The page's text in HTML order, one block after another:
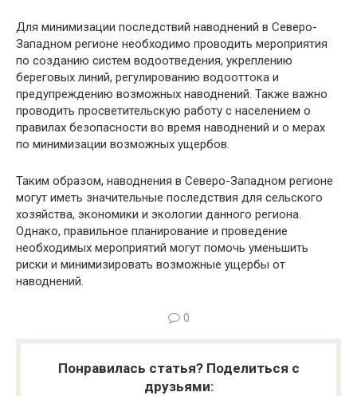
Для минимизации последствий наводнений в Северо-
Западном регионе необходимо проводить мероприятия
по созданию систем водоотведения, укреплению
береговых линий, регулированию водооттока и
предупреждению возможных наводнений. Также важно
проводить просветительскую работу с населением о
правилах безопасности во время наводнений и о мерах
по минимизации возможных ущербов.
Таким образом, наводнения в Северо-Западном регионе
могут иметь значительные последствия для сельского
хозяйства, экономики и экологии данного региона.
Однако, правильное планирование и проведение
необходимых мероприятий могут помочь уменьшить
риски и минимизировать возможные ущербы от
наводнений.
0
Понравилась статья? Поделиться с
друзьями: